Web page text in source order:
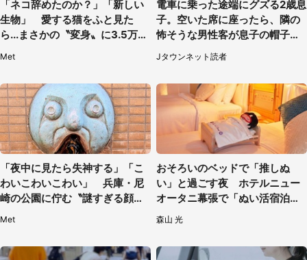
「ネコ辞めたのか？」「新しい
生物」 愛する猫をふと見た
ら...まさかの〝変身〟に3.5万人
Met
電車に乗った途端にグズる2歳息
子。空いた席に座ったら、隣の
怖そうな男性客が息子の帽子に
手を伸ばし（千葉県・40代女
性）
Jタウンネット読者
「夜中に見たら失神する」「こ
わいこわいこわい」 兵庫・尼
崎の公園に佇む〝謎すぎる顔〟
に1.3万人戦慄
Met
おそろいのベッドで「推しぬ
い」と過ごす夜 ホテルニュー
オータニ幕張で「ぬい活宿泊プ
ラン」開始【8／8～3／31】
森山 光